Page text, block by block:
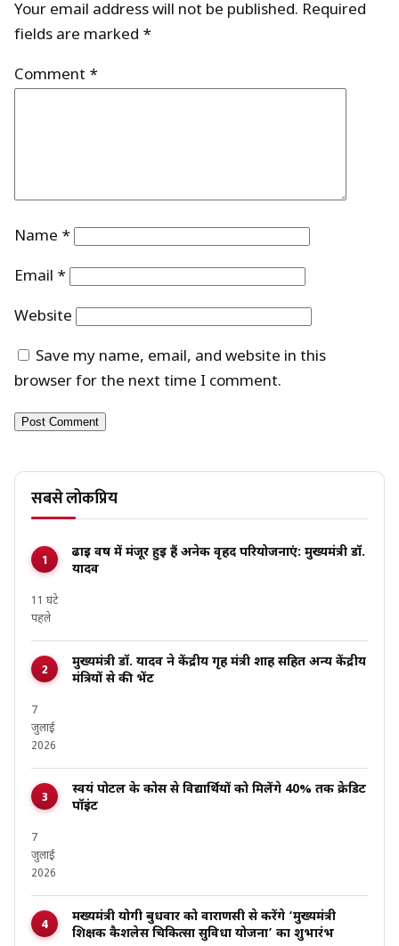
Your email address will not be published. Required
fields are marked *
Comment *
Name *
Email *
Website
Save my name, email, and website in this
browser for the next time I comment.
सबसे लोकप्रिय
ढाई वर्ष में मंजूर हुई हैं अनेक वृहद परियोजनाएं: मुख्यमंत्री डॉ.
यादव
11 घंटे
पहले
मुख्यमंत्री डॉ. यादव ने केंद्रीय गृह मंत्री शाह सहित अन्य केंद्रीय
मंत्रियों से की भेंट
7
जुलाई
2026
स्वयं पोर्टल के कोर्स से विद्यार्थियों को मिलेंगे 40% तक क्रेडिट
पॉइंट
7
जुलाई
2026
मख्यमंत्री योगी बुधवार को वाराणसी से करेंगे ‘मुख्यमंत्री
शिक्षक कैशलेस चिकित्सा सुविधा योजना’ का शुभारंभ